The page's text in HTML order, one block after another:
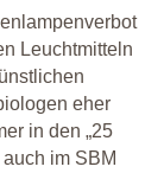
Leuchtmitteln
eher
in den „25
im SBM